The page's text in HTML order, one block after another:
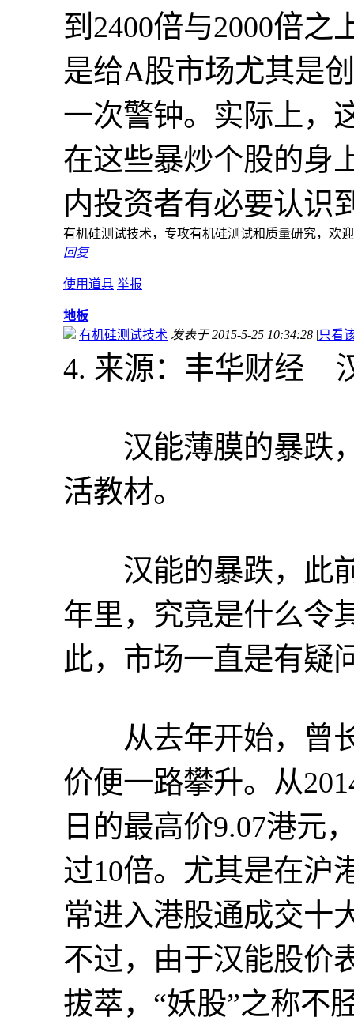
到2400倍与2000倍
是给A股市场尤其是
一次警钟。实际上，
在这些暴炒个股的身
内投资者有必要认识
有机硅测试技术，专攻有机硅测试和质量研究，欢
回复
使用道具 举报
地板
有机硅测试技术 发表于 2015-5-25 10:34:28 |只看
4. 来源：丰华财经
汉能薄膜的暴跌，
活教材。
汉能的暴跌，此前
年里，究竟是什么令
此，市场一直是有疑
从去年开始，曾长
价便一路攀升。从
日的最高价9.07港元
过10倍。尤其是在沪
常进入港股通成交十
不过，由于汉能股价
拔萃，“妖股”之称不